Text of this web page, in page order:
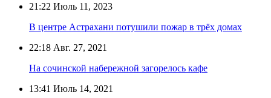
21:22 Июль 11, 2023
В центре Астрахани потушили пожар в трёх домах
22:18 Авг. 27, 2021
На сочинской набережной загорелось кафе
13:41 Июль 14, 2021